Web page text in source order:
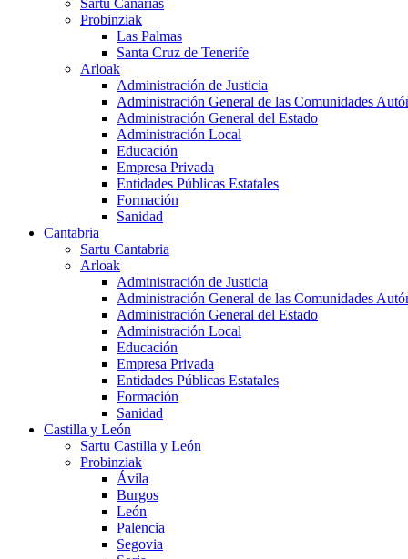
Sartu Canarias
Probinziak
Las Palmas
Santa Cruz de Tenerife
Arloak
Administración de Justicia
Administración General de las Comunidades
Administración General del Estado
Administración Local
Educación
Empresa Privada
Entidades Públicas Estatales
Formación
Sanidad
Cantabria
Sartu Cantabria
Arloak
Administración de Justicia
Administración General de las Comunidades
Administración General del Estado
Administración Local
Educación
Empresa Privada
Entidades Públicas Estatales
Formación
Sanidad
Castilla y León
Sartu Castilla y León
Probinziak
Ávila
Burgos
León
Palencia
Segovia